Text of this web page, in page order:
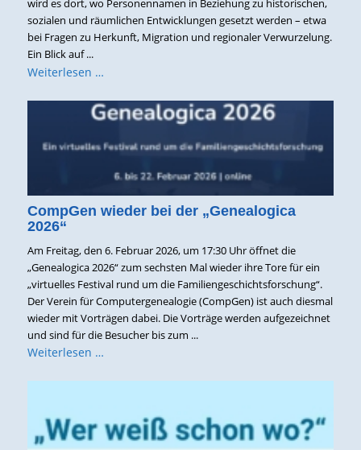
wird es dort, wo Personennamen in Beziehung zu historischen,
sozialen und räumlichen Entwicklungen gesetzt werden – etwa
bei Fragen zu Herkunft, Migration und regionaler Verwurzelung.
Ein Blick auf ...
Weiterlesen …
CompGen wieder bei der „Genealogica
2026“
Am Freitag, den 6. Februar 2026, um 17:30 Uhr öffnet die
„Genealogica 2026“ zum sechsten Mal wieder ihre Tore für ein
„virtuelles Festival rund um die Familiengeschichtsforschung“.
Der Verein für Computergenealogie (CompGen) ist auch diesmal
wieder mit Vorträgen dabei. Die Vorträge werden aufgezeichnet
und sind für die Besucher bis zum ...
Weiterlesen …